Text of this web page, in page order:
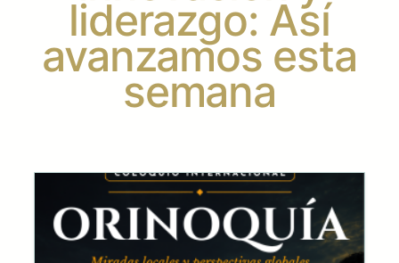
liderazgo: Así
avanzamos esta
semana